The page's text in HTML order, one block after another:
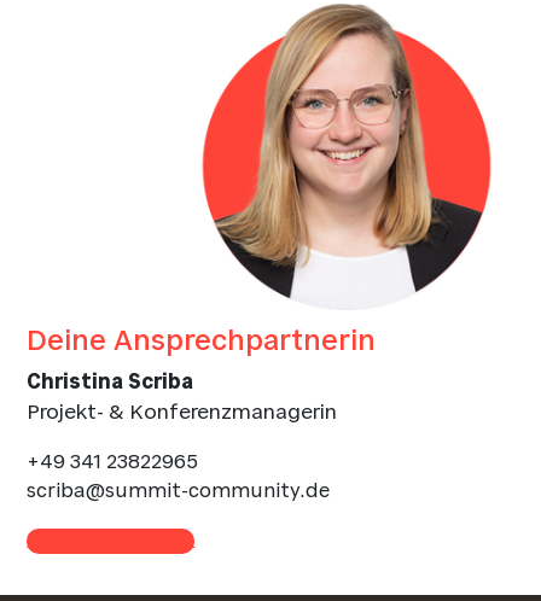
Deine Ansprechpartnerin
Christina Scriba
Projekt- & Konferenzmanagerin
+49 341 23822965
scriba@summit-community.de
Kontakt aufnehmen